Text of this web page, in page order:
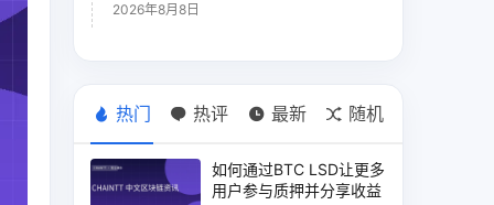
2026年8月8日
热门 热评 最新 随机
如何通过BTC LSD让更多
用户参与质押并分享收益